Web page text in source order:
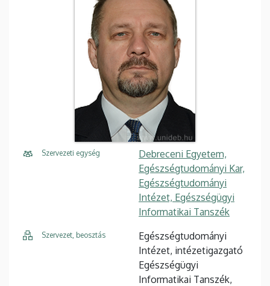
Szervezeti egység
Debreceni Egyetem,
Egészségtudományi Kar,
Egészségtudományi
Intézet, Egészségügyi
Informatikai Tanszék
Szervezet, beosztás
Egészségtudományi
Intézet, intézetigazgató
Egészségügyi
Informatikai Tanszék,